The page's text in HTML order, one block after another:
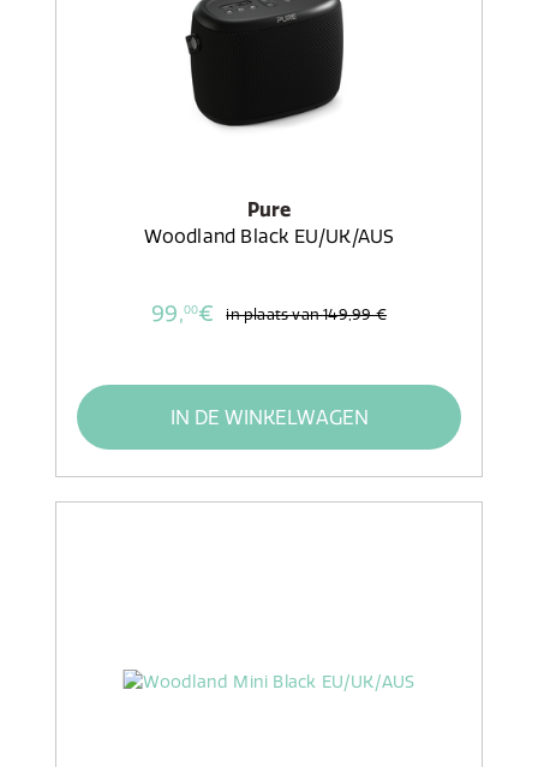
Pure
Woodland Black EU/UK/AUS
99,00€ in plaats van149,99 €
IN DE WINKELWAGEN